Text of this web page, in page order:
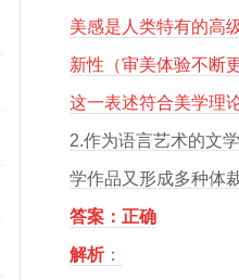
美感是人类特有的高
新性（审美体验不断
这一表述符合美学理
2.作为语言艺术的文
学作品又形成多种体
答案：正确
解析：